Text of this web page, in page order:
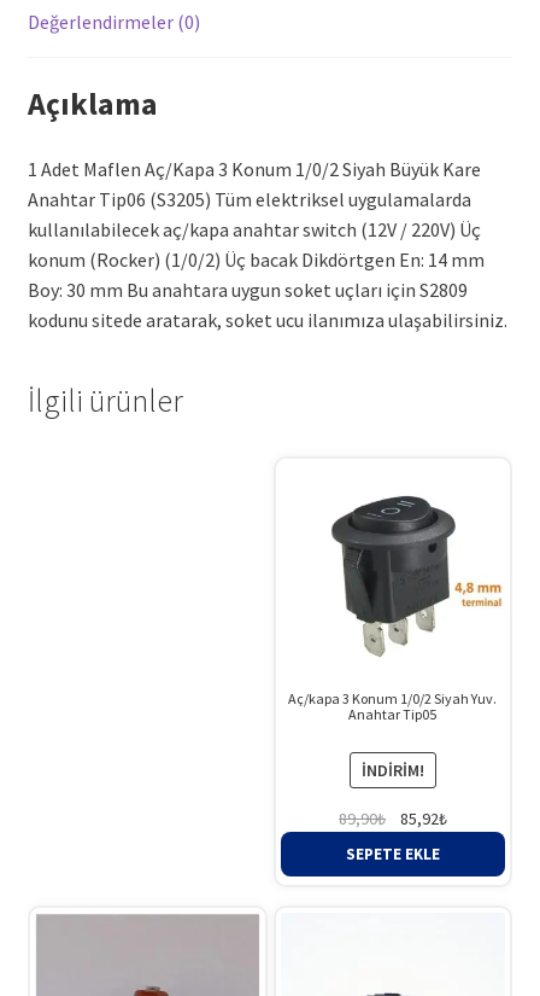
Değerlendirmeler (0)
Açıklama
1 Adet Maflen Aç/Kapa 3 Konum 1/0/2 Siyah Büyük Kare
Anahtar Tip06 (S3205) Tüm elektriksel uygulamalarda
kullanılabilecek aç/kapa anahtar switch (12V / 220V) Üç
konum (Rocker) (1/0/2) Üç bacak Dikdörtgen En: 14 mm
Boy: 30 mm Bu anahtara uygun soket uçları için S2809
kodunu sitede aratarak, soket ucu ilanımıza ulaşabilirsiniz.
İlgili ürünler
Aç/kapa 3 Konum 1/0/2 Siyah Yuv.
Anahtar Tip05
İNDIRIM!
89,90₺
Orijinal
fiyat:
85,92₺Şu
SEPETE EKLE